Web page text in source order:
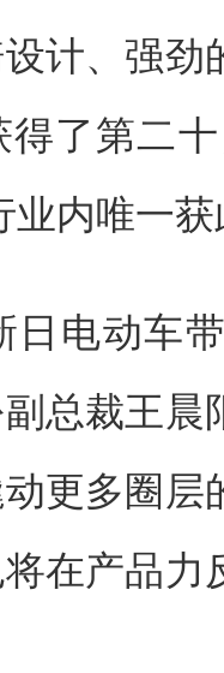
计、强劲
了第二
业内唯一
电动车带
总裁王晨
更多圈
在产品